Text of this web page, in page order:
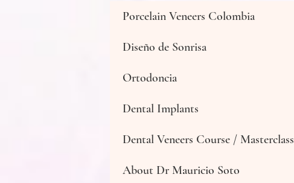
Porcelain Veneers Colombia
Diseño de Sonrisa
Ortodoncia
Dental Implants
Dental Veneers Course / Masterclass
About Dr Mauricio Soto